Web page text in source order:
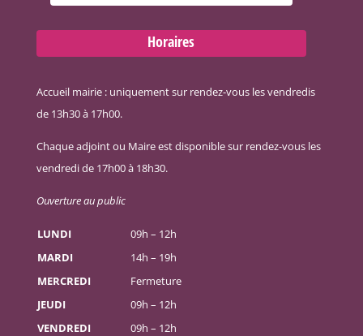
Horaires
Accueil mairie : uniquement sur rendez-vous les vendredis
de 13h30 à 17h00.
Chaque adjoint ou Maire est disponible sur rendez-vous les
vendredi de 17h00 à 18h30.
Ouverture au public
LUNDI
09h – 12h
MARDI
14h – 19h
MERCREDI
Fermeture
JEUDI
09h – 12h
VENDREDI
09h – 12h